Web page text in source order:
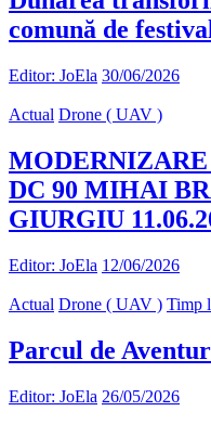
comună de
Editor: JoEla 30/06/2026
Actual Drone ( UAV )
DC 90 MIHAI
GIURGIU
Editor: JoEla 12/06/2026
Actual Drone ( UAV ) Timp
Parcul de
Editor: JoEla 26/05/2026